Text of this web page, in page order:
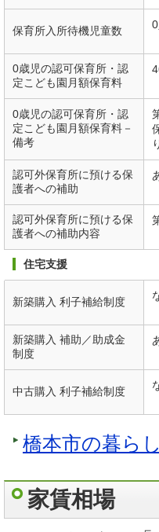
保育所入所待機児童数
0歳児の認可保育所・認
定こども園月額保育料
0歳児の認可保育所・認
定こども園月額保育料－
備考
認可外保育所に預ける保
護者への補助
認可外保育所に預ける保
護者への補助内容
住宅支援
新築購入 利子補給制度
新築購入 補助／助成金
制度
中古購入 利子補給制度
橋本市の暮ら
家賃相場